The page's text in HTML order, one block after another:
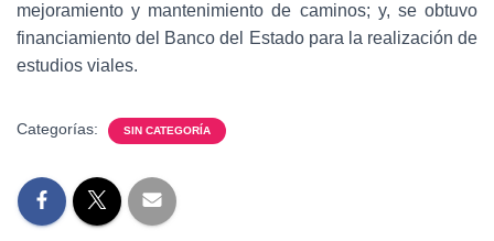
mejoramiento y mantenimiento de caminos; y, se obtuvo
financiamiento del Banco del Estado para la realización de
estudios viales.
Categorías: SIN CATEGORÍA